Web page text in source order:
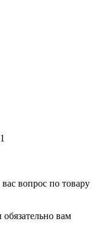
вопрос по товару
вам